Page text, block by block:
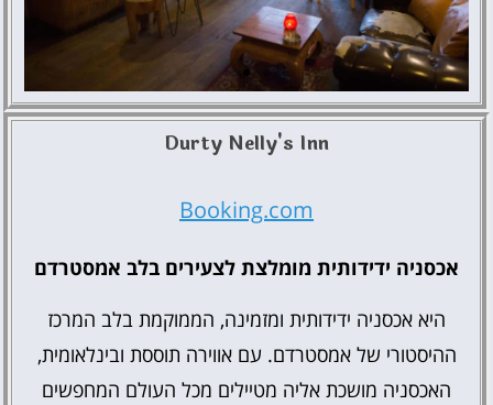
The Flying Pig
Durty Nelly's Inn
Booking.com
אכסניה ידידותית מומלצת לצעירים בלב אמסטרדם
היא אכסניה ידידותית ומזמינה, הממוקמת בלב המרכז
ההיסטורי של אמסטרדם. עם אווירה תוססת ובינלאומית,
האכסניה מושכת אליה מטיילים מכל העולם המחפשים